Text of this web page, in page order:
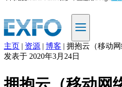
ZH
产
主页 | 资源 | 博客 | 拥抱云（移动
发表于 2020年3月24日